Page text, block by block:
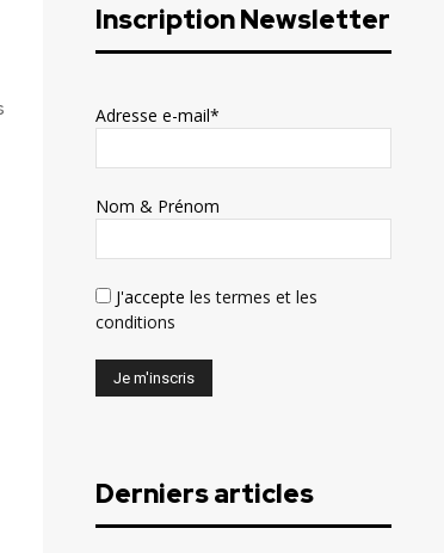
Inscription Newsletter
Adresse e-mail*
Nom & Prénom
J'accepte les termes et les
conditions
Derniers articles